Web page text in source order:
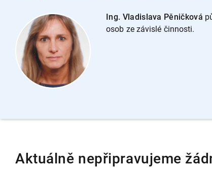
Ing. Vladislava Pěničková p
osob ze závislé činnosti.
Aktuálně nepřipravujeme